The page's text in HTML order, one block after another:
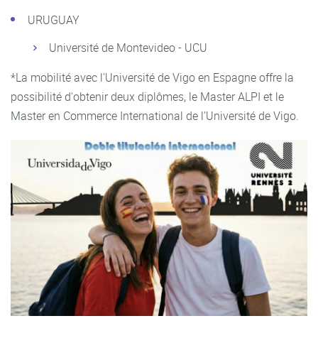
URUGUAY
Université de Montevideo - UCU
*La mobilité avec l'Université de Vigo en Espagne offre la
possibilité d'obtenir deux diplômes, le Master ALPI et le
Master en Commerce International de l’Université de Vigo.